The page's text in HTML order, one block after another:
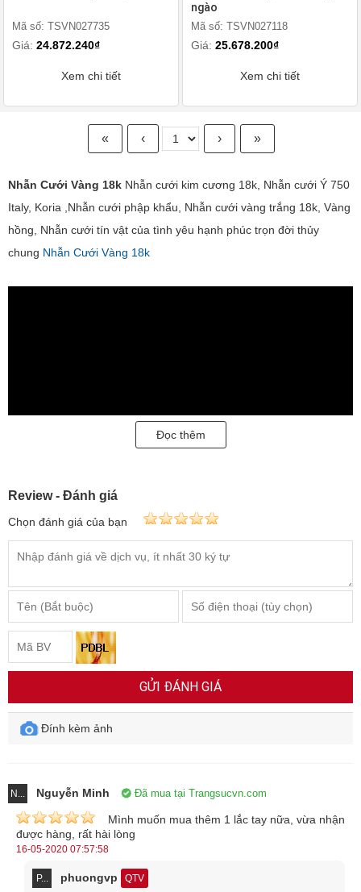
Mã số: TSVN027735
Giá: 24.872.240₫
Xem chi tiết
ngào
Mã số: TSVN027118
Giá: 25.678.200₫
Xem chi tiết
« ‹ › »
Nhẫn Cưới Vàng 18k Nhẫn cưới kim cương 18k, Nhẫn cưới Ý 750
Italy, Koria ,Nhẫn cưới phập khẩu, Nhẫn cưới vàng trắng 18k, Vàng
hồng, Nhẫn cưới tín vật của tình yêu hạnh phúc trọn đời thủy
chung Nhẫn Cưới Vàng 18k
Đọc thêm
Review - Đánh giá
Chọn đánh giá của bạn
GỬI ĐÁNH GIÁ
Đính kèm ảnh
N... Nguyễn Minh Đã mua tại Trangsucvn.com
Mình muốn mua thêm 1 lắc tay nữa, vừa nhận
được hàng, rất hài lòng
16-05-2020 07:57:58
P... phuongvp QTV